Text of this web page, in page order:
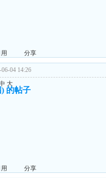
分享
04 14:26
大
的帖子
分享